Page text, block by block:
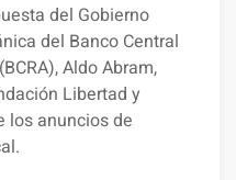
del Gobierno
del Banco Central
Aldo Abram,
Libertad y
los anuncios de